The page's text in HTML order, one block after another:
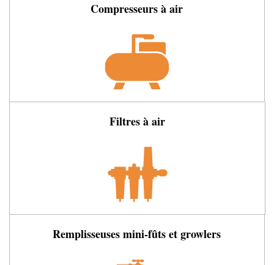
Compresseurs à air
Filtres à air
Remplisseuses mini-fûts et growlers